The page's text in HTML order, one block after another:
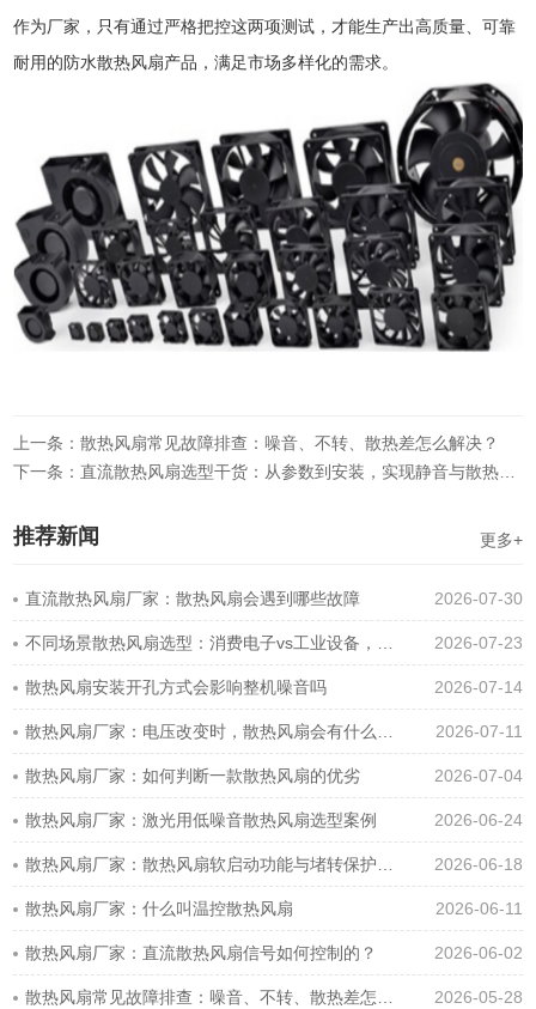
作为厂家，只有通过严格把控这两项测试，才能生产出高质量、可靠
耐用的防水散热风扇产品，满足市场多样化的需求。
上一条：散热风扇常见故障排查：噪音、不转、散热差怎么解决？
下一条：直流散热风扇选型干货：从参数到安装，实现静音与散热双赢
推荐新闻 更多+
2026-07-30
直流散热风扇厂家：散热风扇会遇到哪些故障
2026-07-23
不同场景散热风扇选型：消费电子vs工业设备，差异在哪
2026-07-14
散热风扇安装开孔方式会影响整机噪音吗
2026-07-11
散热风扇厂家：电压改变时，散热风扇会有什么变化吗？
2026-07-04
散热风扇厂家：如何判断一款散热风扇的优劣
2026-06-24
散热风扇厂家：激光用低噪音散热风扇选型案例
2026-06-18
散热风扇厂家：散热风扇软启动功能与堵转保护功能详解
2026-06-11
散热风扇厂家：什么叫温控散热风扇
2026-06-02
散热风扇厂家：直流散热风扇信号如何控制的？
2026-05-28
散热风扇常见故障排查：噪音、不转、散热差怎么解决？